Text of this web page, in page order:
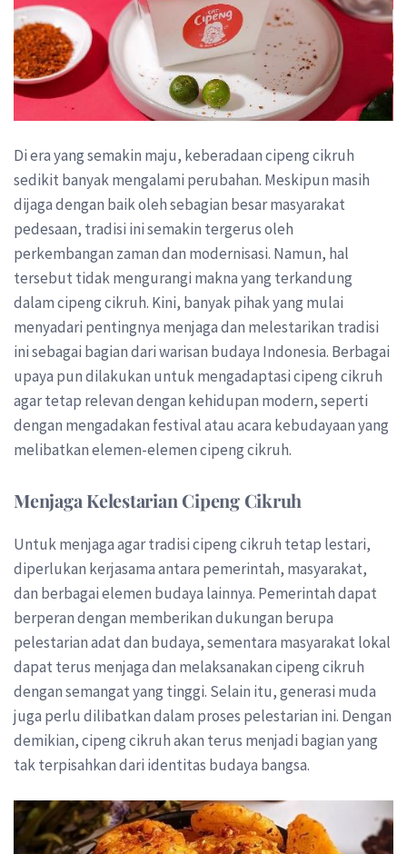
Di era yang semakin maju, keberadaan cipeng cikruh
sedikit banyak mengalami perubahan. Meskipun masih
dijaga dengan baik oleh sebagian besar masyarakat
pedesaan, tradisi ini semakin tergerus oleh
perkembangan zaman dan modernisasi. Namun, hal
tersebut tidak mengurangi makna yang terkandung
dalam cipeng cikruh. Kini, banyak pihak yang mulai
menyadari pentingnya menjaga dan melestarikan tradisi
ini sebagai bagian dari warisan budaya Indonesia. Berbagai
upaya pun dilakukan untuk mengadaptasi cipeng cikruh
agar tetap relevan dengan kehidupan modern, seperti
dengan mengadakan festival atau acara kebudayaan yang
melibatkan elemen-elemen cipeng cikruh.
Menjaga Kelestarian Cipeng Cikruh
Untuk menjaga agar tradisi cipeng cikruh tetap lestari,
diperlukan kerjasama antara pemerintah, masyarakat,
dan berbagai elemen budaya lainnya. Pemerintah dapat
berperan dengan memberikan dukungan berupa
pelestarian adat dan budaya, sementara masyarakat lokal
dapat terus menjaga dan melaksanakan cipeng cikruh
dengan semangat yang tinggi. Selain itu, generasi muda
juga perlu dilibatkan dalam proses pelestarian ini. Dengan
demikian, cipeng cikruh akan terus menjadi bagian yang
tak terpisahkan dari identitas budaya bangsa.